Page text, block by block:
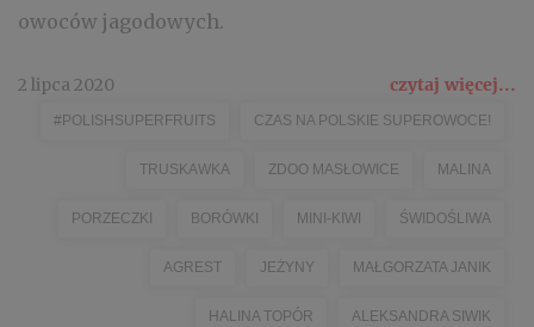
owoców jagodowych.
2 lipca 2020 czytaj więcej...
#POLISHSUPERFRUITS CZAS NA POLSKIE SUPEROWOCE!
TRUSKAWKA ZDOO MASŁOWICE MALINA
PORZECZKI BORÓWKI MINI-KIWI ŚWIDOŚLIWA
AGREST JEŻYNY MAŁGORZATA JANIK
HALINA TOPÓR ALEKSANDRA SIWIK